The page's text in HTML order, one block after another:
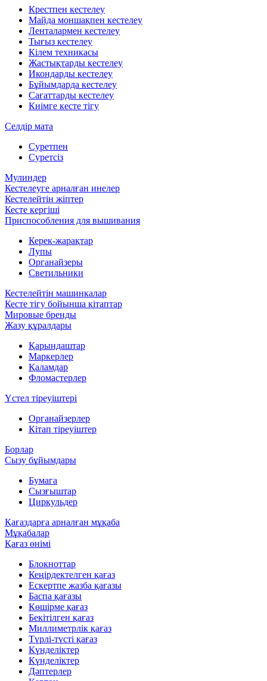
Крестпен кестелеу
Майда моншақпен кестелеу
Ленталармен кестелеу
Тығыз кестелеу
Кілем техникасы
Жастықтарды кестелеу
Икондарды кестелеу
Бұйымдарда кестелеу
Сағаттарды кестелеу
Киімге кесте тігу
Селдір мата
Суретпен
Суретсіз
Мулиндер
Кестелеуге арналған инелер
Кестелейтін жіптер
Кесте кергіші
Приспособления для вышивания
Керек-жарақтар
Лупы
Органайзеры
Светильники
Кестелейтін машинкалар
Кесте тігу бойынша кітаптар
Мировые бренды
Жазу құралдары
Қарындаштар
Маркерлер
Қаламдар
Фломастерлер
Үстел тіреуіштері
Органайзерлер
Кітап тіреуіштер
Борлар
Сызу бұйымдары
Бумага
Сызғыштар
Циркульдер
Қағаздарға арналған мұқаба
Мұқабалар
Қағаз өнімі
Блокноттар
Кеңірдектелген қағаз
Ескертпе жазба қағазы
Баспа қағазы
Көшірме қағаз
Бекітілген қағаз
Миллиметрлік қағаз
Түрлі-түсті қағаз
Күнделіктер
Күнделіктер
Дәптерлер